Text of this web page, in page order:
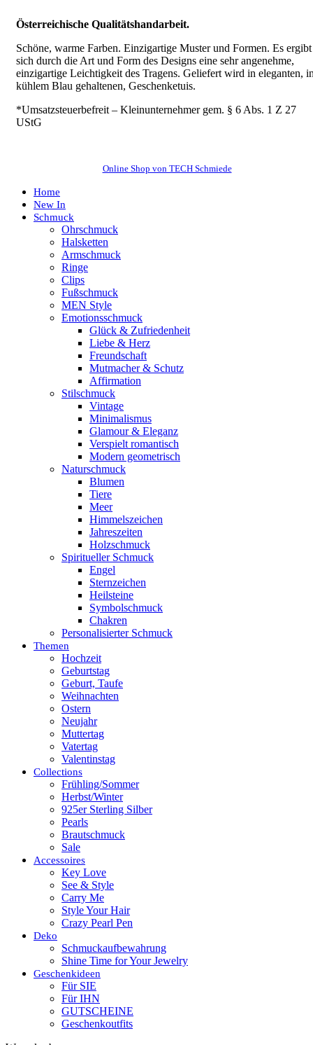
Österreichische Qualitätshandarbeit.
Schöne, warme Farben. Einzigartige Muster und Formen. Es ergibt
sich durch die Art und Form des Designs eine sehr angenehme,
einzigartige Leichtigkeit des Tragens. Geliefert wird in eleganten,
kühlem Blau gehaltenen, Geschenketuis.
*Umsatzsteuerbefreit – Kleinunternehmer gem. § 6 Abs. 1 Z 27
UStG
Online Shop von TECH Schmiede
Home
New In
Schmuck
Ohrschmuck
Halsketten
Armschmuck
Ringe
Clips
Fußschmuck
MEN Style
Emotionsschmuck
Glück & Zufriedenheit
Liebe & Herz
Freundschaft
Mutmacher & Schutz
Affirmation
Stilschmuck
Vintage
Minimalismus
Glamour & Eleganz
Verspielt romantisch
Modern geometrisch
Naturschmuck
Blumen
Tiere
Meer
Himmelszeichen
Jahreszeiten
Holzschmuck
Spiritueller Schmuck
Engel
Sternzeichen
Heilsteine
Symbolschmuck
Chakren
Personalisierter Schmuck
Themen
Hochzeit
Geburtstag
Geburt, Taufe
Weihnachten
Ostern
Neujahr
Muttertag
Vatertag
Valentinstag
Collections
Frühling/Sommer
Herbst/Winter
925er Sterling Silber
Pearls
Brautschmuck
Sale
Accessoires
Key Love
See & Style
Carry Me
Style Your Hair
Crazy Pearl Pen
Deko
Schmuckaufbewahrung
Shine Time for Your Jewelry
Geschenkideen
Für SIE
Für IHN
GUTSCHEINE
Geschenkoutfits